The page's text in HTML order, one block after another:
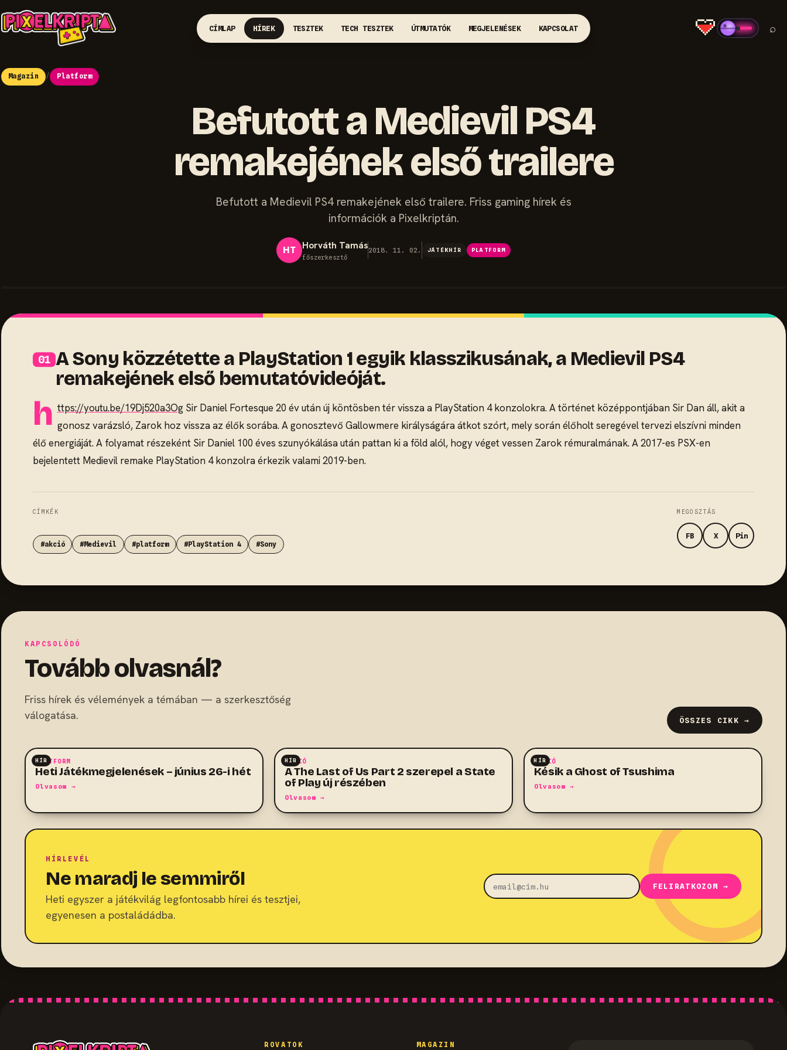
CÍMLAP HÍREK TESZTEK TECH TESZTEK ÚTMUTATÓK MEGJELENÉSEK KAPCSOLAT ⌕
Magazin / Platform
Befutott a Medievil PS4
remakejének első trailere
Befutott a Medievil PS4 remakejének első trailere. Friss gaming hírek és
információk a Pixelkriptán.
HT Horváth Tamás
főszerkesztő
2018. 11. 02. JÁTÉKHÍR PLATFORM
A Sony közzétette a PlayStation 1 egyik klasszikusának, a Medievil PS4
remakejének első bemutatóvideóját.
h ttps://youtu.be/19Dj520a3OgSir Daniel Fortesque 20 év után új köntösben tér vissza a PlayStation 4 konzolokra. A történet középpontjában Sir Dan áll, akit a
gonosz varázsló, Zarok hoz vissza az élők sorába. A gonosztevő Gallowmere királyságára átkot szórt, mely során élőholt seregével tervezi elszívni minden
élő energiáját. A folyamat részeként Sir Daniel 100 éves szunyókálása után pattan ki a föld alól, hogy véget vessen Zarok rémuralmának. A 2017-es PSX-en
bejelentett Medievil remake PlayStation 4 konzolra érkezik valami 2019-ben.
CÍMKÉK
#akció #Medievil #platform #PlayStation 4 #Sony
MEGOSZTÁS
FB X Pin
KAPCSOLÓDÓ
Tovább olvasnál?
Friss hírek és vélemények a témában — a szerkesztőség
válogatása.
ÖSSZES CIKK →
HÍR
PLATFORM
Heti Játékmegjelenések – június 26-i hét
Olvasom →
HÍR
AKCIÓ
A The Last of Us Part 2 szerepel a State
of Play új részében
Olvasom →
HÍR
AKCIÓ
Késik a Ghost of Tsushima
Olvasom →
HÍRLEVÉL
Ne maradj le semmiről
Heti egyszer a játékvilág legfontosabb hírei és tesztjei,
egyenesen a postaládádba.
FELIRATKOZOM →
ROVATOK MAGAZIN